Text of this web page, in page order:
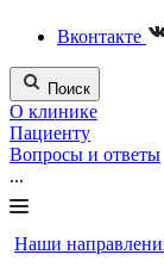
Вконтакте
Поиск
О клинике
Пациенту
Вопросы и ответы
...
Наши